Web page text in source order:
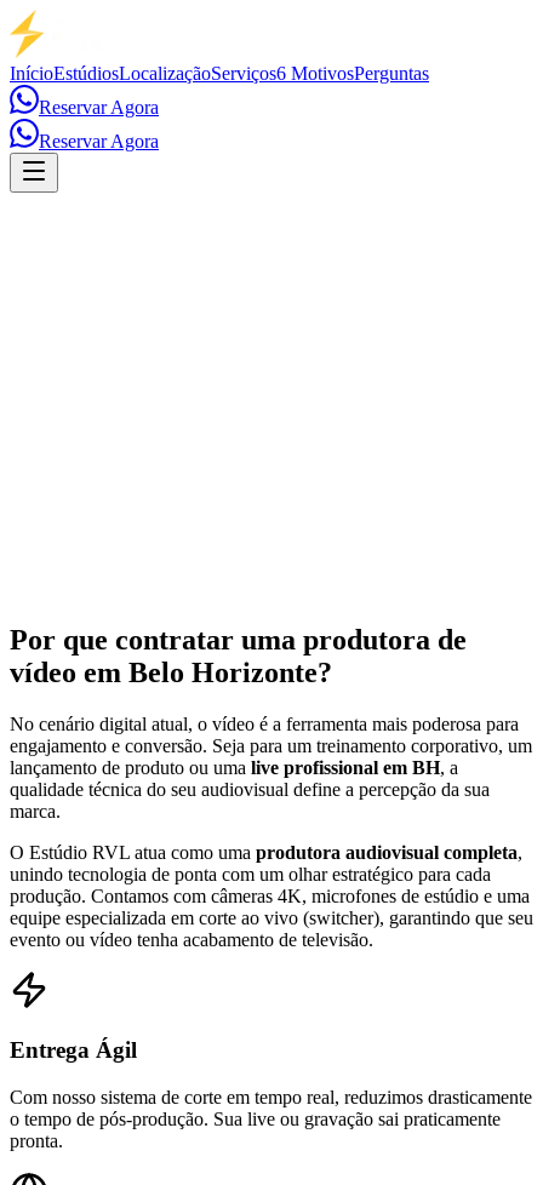
InícioEstúdiosLocalizaçãoServiços6 MotivosPerguntas
Reservar Agora
Reservar Agora
Por que contratar uma produtora de
vídeo em Belo Horizonte?
No cenário digital atual, o vídeo é a ferramenta mais poderosa para
engajamento e conversão. Seja para um treinamento corporativo, um
lançamento de produto ou uma live profissional em BH, a
qualidade técnica do seu audiovisual define a percepção da sua
marca.
O Estúdio RVL atua como uma produtora audiovisual completa,
unindo tecnologia de ponta com um olhar estratégico para cada
produção. Contamos com câmeras 4K, microfones de estúdio e uma
equipe especializada em corte ao vivo (switcher), garantindo que seu
evento ou vídeo tenha acabamento de televisão.
Entrega Ágil
Com nosso sistema de corte em tempo real, reduzimos drasticamente
o tempo de pós-produção. Sua live ou gravação sai praticamente
pronta.